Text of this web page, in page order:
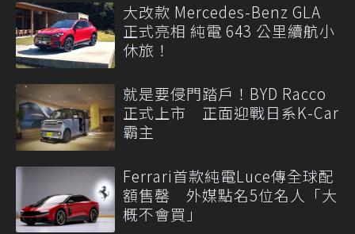
大改款 Mercedes-Benz GLA
正式亮相 純電 643 公里續航小
休旅！
就是要侵門踏戶！BYD Racco
正式上市 正面迎戰日系K-Car
霸主
Ferrari首款純電Luce傳全球配
額售罄 外媒點名5位名人「大
概不會買」